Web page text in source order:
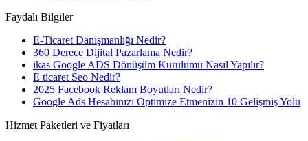
Faydalı Bilgiler
E-Ticaret Danışmanlığı Nedir?
360 Derece Dijital Pazarlama Nedir?
ikas Google ADS Dönüşüm Kurulumu Nasıl Yapılır?
E ticaret Seo Nedir?
2025 Facebook Reklam Boyutları Nedir?
Google Ads Hesabınızı Optimize Etmenizin 10 Gelişmiş Yolu
Hizmet Paketleri ve Fiyatları